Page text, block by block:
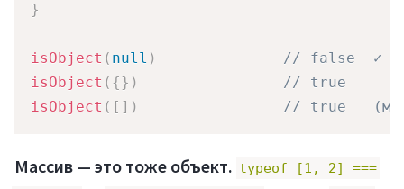
}
isObject ( null )
// false  ✓
isObject ( {} )
// true
isObject ( [ ] ) // true
Массив — это тоже объект. typeof [1, 2] ===